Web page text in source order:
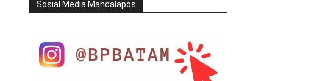
Sosial Media Mandalapos